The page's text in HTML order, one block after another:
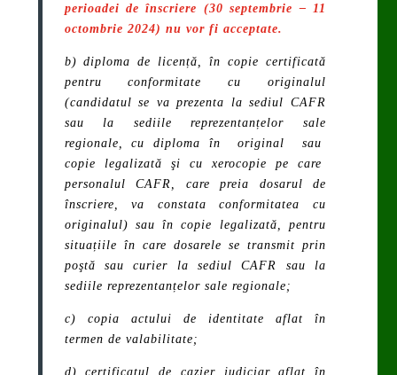
perioadei de înscriere (30 septembrie – 11
octombrie 2024) nu vor fi acceptate.
b) diploma de licență, în copie certificată
pentru conformitate cu originalul
(candidatul se va prezenta la sediul CAFR
sau la sediile reprezentanțelor sale
regionale, cu diploma în original sau
copie legalizată şi cu xerocopie pe care
personalul CAFR, care preia dosarul de
înscriere, va constata conformitatea cu
originalul) sau în copie legalizată, pentru
situațiile în care dosarele se transmit prin
poştă sau curier la sediul CAFR sau la
sediile reprezentanțelor sale regionale;
c) copia actului de identitate aflat în
termen de valabilitate;
d)certificatul de cazier judiciar aflat în